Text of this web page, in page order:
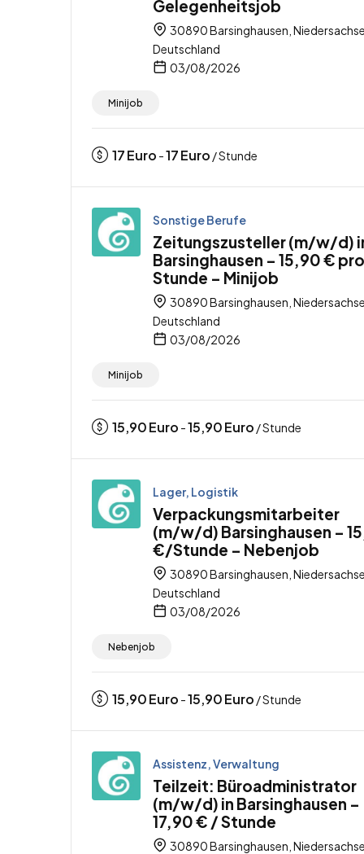
Gelegenheitsjob
30890 Barsinghausen,
Deutschland
03/08/2026
Minijob
17Euro -17Euro / Stunde
Sonstige Berufe
Zeitungszusteller (m/w/d)
Barsinghausen – 15,90 € pro
Stunde – Minijob
30890 Barsinghausen,
Deutschland
03/08/2026
Minijob
15,90Euro -15,90Euro / Stunde
Lager, Logistik
Verpackungsmitarbeiter
(m/w/d) Barsinghausen –
€/Stunde – Nebenjob
30890 Barsinghausen,
Deutschland
03/08/2026
Nebenjob
15,90Euro -15,90Euro / Stunde
Assistenz, Verwaltung
Teilzeit: Büroadministrator
(m/w/d) in Barsinghausen –
17,90 € / Stunde
30890 Barsinghausen,